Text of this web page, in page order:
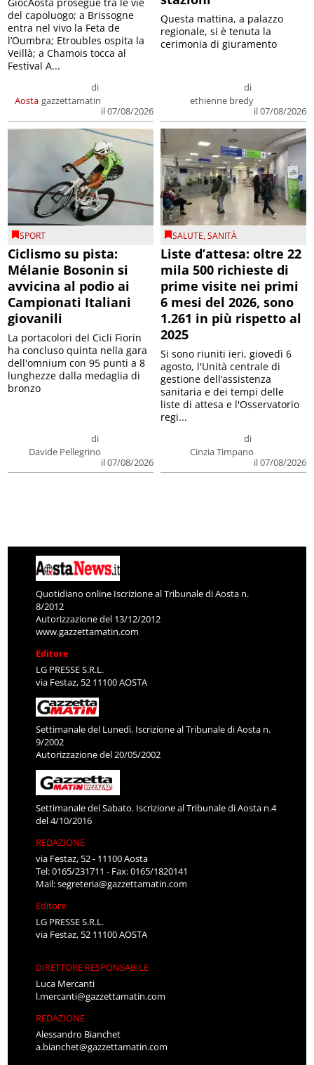
Aosta
di
gazzettamatin
il 07/08/2026
del capoluogo; a Brissogne
entra nel vivo la Feta de
l’Oumbra; Etroubles ospita la
Veillà; a Chamois tocca al
Festival A...
di
ethienne bredy
il 07/08/2026
Questa mattina, a palazzo
regionale, si è tenuta la
cerimonia di giuramento
SPORT
Ciclismo su pista:
Mélanie Bosonin si
avvicina al podio ai
Campionati Italiani
giovanili
di
Davide Pellegrino
il 07/08/2026
La portacolori del Cicli Fiorin
ha concluso quinta nella gara
dell'omnium con 95 punti a 8
lunghezze dalla medaglia di
bronzo
SALUTE,SANITÀ
Liste d’attesa: oltre 22
mila 500 richieste di
prime visite nei primi
6 mesi del 2026, sono
1.261 in più rispetto al
2025
di
Cinzia Timpano
il 07/08/2026
Si sono riuniti ieri, giovedì 6
agosto, l'Unità centrale di
gestione dell’assistenza
sanitaria e dei tempi delle
liste di attesa e l'Osservatorio
regi...
Quotidiano online Iscrizione al Tribunale di Aosta n.
8/2012
Autorizzazione del 13/12/2012
www.gazzettamatin.com
Editore
LG PRESSE S.R.L.
via Festaz, 52 11100 AOSTA
Settimanale del Lunedì. Iscrizione al Tribunale di Aosta n.
9/2002
Autorizzazione del 20/05/2002
Settimanale del Sabato. Iscrizione al Tribunale di Aosta n.4
del 4/10/2016
REDAZIONE
via Festaz, 52 - 11100 Aosta
Tel: 0165/231711 - Fax: 0165/1820141
Mail:segreteria@gazzettamatin.com
Editore
LG PRESSE S.R.L.
via Festaz, 52 11100 AOSTA
DIRETTORE RESPONSABILE
Luca Mercanti
l.mercanti@gazzettamatin.com
REDAZIONE
Alessandro Bianchet
a.bianchet@gazzettamatin.com